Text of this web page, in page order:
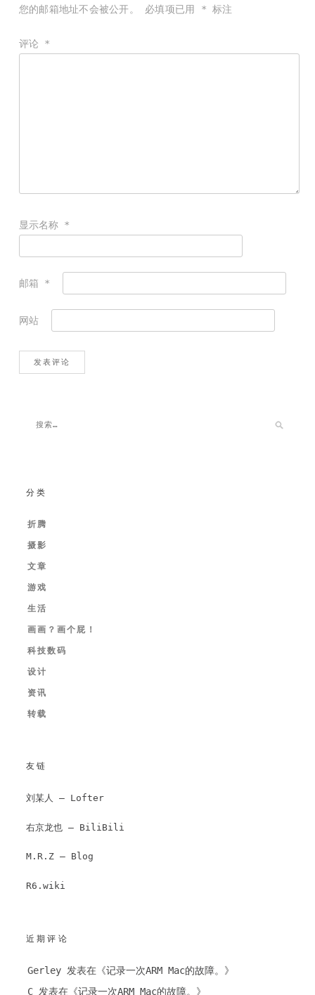
您的邮箱地址不会被公开。 必填项已用 * 标注
评论 *
显示名称 *
邮箱 *
网站
分类
折腾
摄影
文章
游戏
生活
画画？画个屁！
科技数码
设计
资讯
转载
友链
刘某人 – Lofter
右京龙也 – BiliBili
M.R.Z – Blog
R6.wiki
近期评论
Gerley发表在《记录一次ARM Mac的故障。 》
C发表在《记录一次ARM Mac的故障。 》